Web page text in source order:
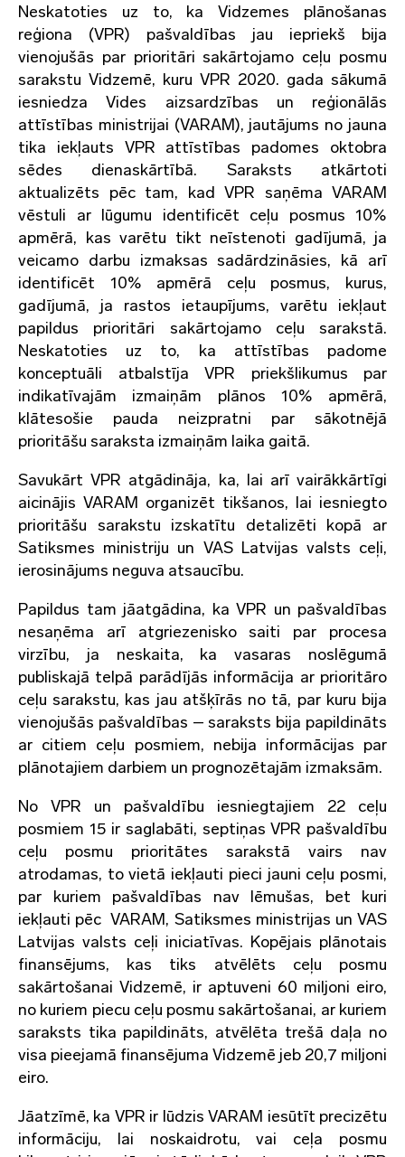
Neskatoties uz to, ka Vidzemes plānošanas
reģiona (VPR) pašvaldības jau iepriekš bija
vienojušās par prioritāri sakārtojamo ceļu posmu
sarakstu Vidzemē, kuru VPR 2020. gada sākumā
iesniedza Vides aizsardzības un reģionālās
attīstības ministrijai (VARAM), jautājums no jauna
tika iekļauts VPR attīstības padomes oktobra
sēdes dienaskārtībā. Saraksts atkārtoti
aktualizēts pēc tam, kad VPR saņēma VARAM
vēstuli ar lūgumu identificēt ceļu posmus 10%
apmērā, kas varētu tikt neīstenoti gadījumā, ja
veicamo darbu izmaksas sadārdzināsies, kā arī
identificēt 10% apmērā ceļu posmus, kurus,
gadījumā, ja rastos ietaupījums, varētu iekļaut
papildus prioritāri sakārtojamo ceļu sarakstā.
Neskatoties uz to, ka attīstības padome
konceptuāli atbalstīja VPR priekšlikumus par
indikatīvajām izmaiņām plānos 10% apmērā,
klātesošie pauda neizpratni par sākotnējā
prioritāšu saraksta izmaiņām laika gaitā.
Savukārt VPR atgādināja, ka, lai arī vairākkārtīgi
aicinājis VARAM organizēt tikšanos, lai iesniegto
prioritāšu sarakstu izskatītu detalizēti kopā ar
Satiksmes ministriju un VAS Latvijas valsts ceļi,
ierosinājums neguva atsaucību.
Papildus tam jāatgādina, ka VPR un pašvaldības
nesaņēma arī atgriezenisko saiti par procesa
virzību, ja neskaita, ka vasaras noslēgumā
publiskajā telpā parādījās informācija ar prioritāro
ceļu sarakstu, kas jau atšķīrās no tā, par kuru bija
vienojušās pašvaldības – saraksts bija papildināts
ar citiem ceļu posmiem, nebija informācijas par
plānotajiem darbiem un prognozētajām izmaksām.
No VPR un pašvaldību iesniegtajiem 22 ceļu
posmiem 15 ir saglabāti, septiņas VPR pašvaldību
ceļu posmu prioritātes sarakstā vairs nav
atrodamas, to vietā iekļauti pieci jauni ceļu posmi,
par kuriem pašvaldības nav lēmušas, bet kuri
iekļauti pēc VARAM, Satiksmes ministrijas un VAS
Latvijas valsts ceļi iniciatīvas. Kopējais plānotais
finansējums, kas tiks atvēlēts ceļu posmu
sakārtošanai Vidzemē, ir aptuveni 60 miljoni eiro,
no kuriem piecu ceļu posmu sakārtošanai, ar kuriem
saraksts tika papildināts, atvēlēta trešā daļa no
visa pieejamā finansējuma Vidzemē jeb 20,7 miljoni
eiro.
Jāatzīmē, ka VPR ir lūdzis VARAM iesūtīt precizētu
informāciju, lai noskaidrotu, vai ceļa posmu